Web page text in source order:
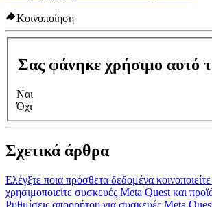
Κοινοποίηση
Σας φάνηκε χρήσιμο αυτό
Ναι
Όχι
Σχετικά άρθρα
Ελέγξτε ποια πρόσθετα δεδομένα
χρησιμοποιείτε συσκευές Meta Quest και